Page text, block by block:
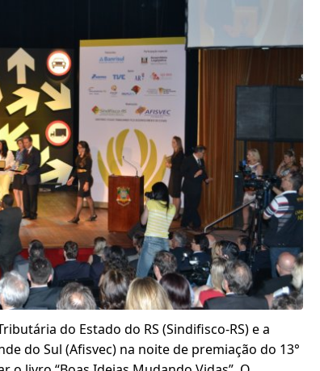
do Estado do RS (Sindifisco-RS) e a
do Sul (Afisvec) na noite de premiação do 13°